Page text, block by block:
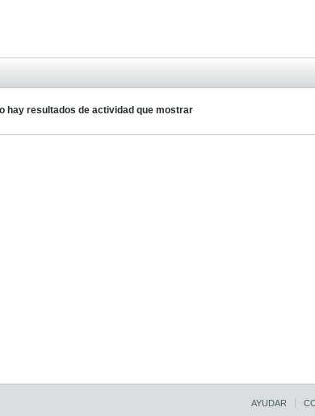
hay resultados de actividad que mostrar
AYUDAR